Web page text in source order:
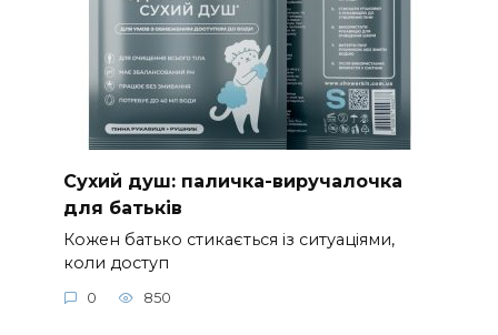
Сухий душ: паличка-виручалочка
для батьків
Кожен батько стикається із ситуаціями,
коли доступ
0 850